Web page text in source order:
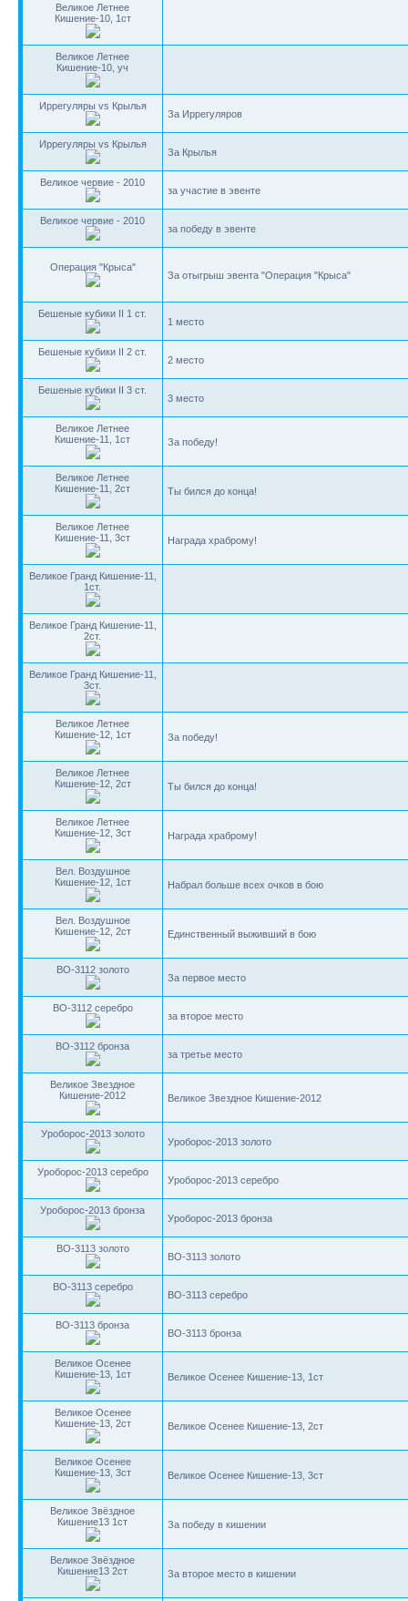
Великое Летнее
Кишение-10, 1ст
Великое Летнее
Кишение-10, уч
Иррегуляры vs Крылья
За Иррегуляров
Иррегуляры vs Крылья
За Крылья
Великое червие - 2010
за участие в эвенте
Великое червие - 2010
за победу в эвенте
Операция "Крыса"
За отыгрыш эвента "Операция "Крыса"
Бешеные кубики II 1 ст.
1 место
Бешеные кубики II 2 ст.
2 место
Бешеные кубики II 3 ст.
3 место
Великое Летнее
Кишение-11, 1ст
За победу!
Великое Летнее
Кишение-11, 2ст
Ты бился до конца!
Великое Летнее
Кишение-11, 3ст
Награда храброму!
Великое Гранд Кишение-11,
1ст.
Великое Гранд Кишение-11,
2ст.
Великое Гранд Кишение-11,
3ст.
Великое Летнее
Кишение-12, 1ст
За победу!
Великое Летнее
Кишение-12, 2ст
Ты бился до конца!
Великое Летнее
Кишение-12, 3ст
Награда храброму!
Вел. Воздушное
Кишение-12, 1ст
Набрал больше всех очков в бою
Вел. Воздушное
Кишение-12, 2ст
Единственный выживший в бою
BO-3112 золото
За первое место
BO-3112 серебро
за второе место
BO-3112 бронза
за третье место
Великое Звездное
Кишение-2012
Великое Звездное Кишение-2012
Уроборос-2013 золото
Уроборос-2013 золото
Уроборос-2013 серебро
Уроборос-2013 серебро
Уроборос-2013 бронза
Уроборос-2013 бронза
BO-3113 золото
BO-3113 золото
BO-3113 серебро
BO-3113 серебро
BO-3113 бронза
BO-3113 бронза
Великое Осенее
Кишение-13, 1ст
Великое Осенее Кишение-13, 1ст
Великое Осенее
Кишение-13, 2ст
Великое Осенее Кишение-13, 2ст
Великое Осенее
Кишение-13, 3ст
Великое Осенее Кишение-13, 3ст
Великое Звёздное
Кишение13 1ст
За победу в кишении
Великое Звёздное
Кишение13 2ст
За второе место в кишении